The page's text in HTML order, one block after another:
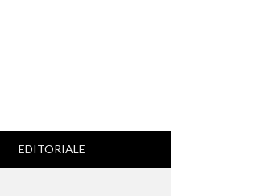
EDITORIALE